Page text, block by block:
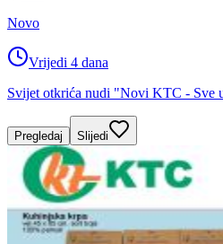
Novo
Vrijedi 4 dana
Svijet otkrića nudi "Novi KTC - Sve
Pregledaj Slijedi